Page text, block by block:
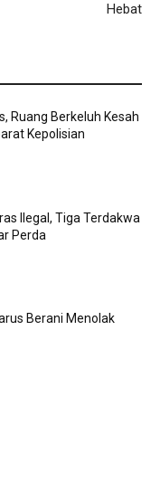
Hebat
Ruang Berkeluh Kesah
Kepolisian
Ilegal, Tiga Terdakwa
Perda
Berani Menolak